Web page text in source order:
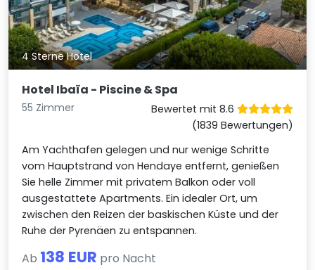
4 Sterne Hotel
Hotel Ibaïa - Piscine & Spa
55 Zimmer
Bewertet mit 8.6
(1839 Bewertungen)
Am Yachthafen gelegen und nur wenige Schritte
vom Hauptstrand von Hendaye entfernt, genießen
Sie helle Zimmer mit privatem Balkon oder voll
ausgestattete Apartments. Ein idealer Ort, um
zwischen den Reizen der baskischen Küste und der
Ruhe der Pyrenäen zu entspannen.
Ab 138 EUR pro Nacht